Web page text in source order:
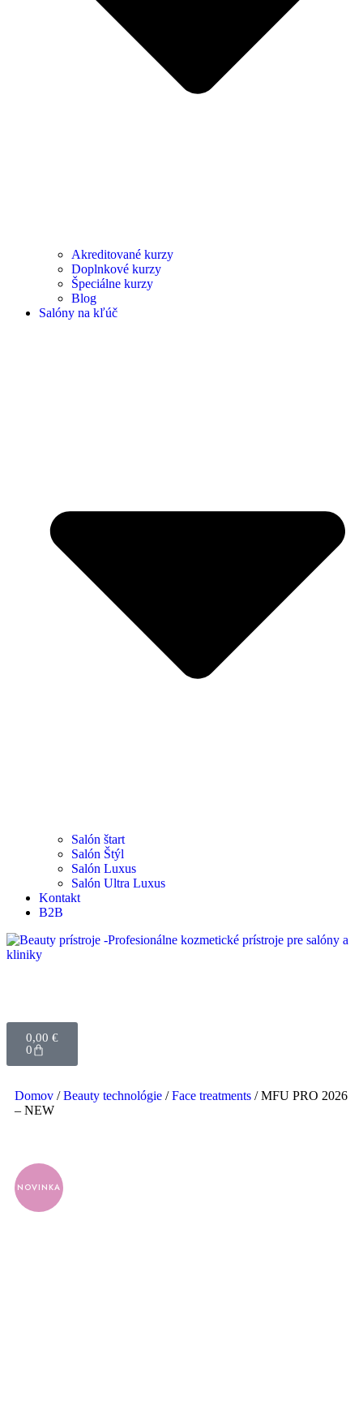
Akreditované kurzy
Doplnkové kurzy
Špeciálne kurzy
Blog
Salóny na kľúč
Salón štart
Salón Štýl
Salón Luxus
Salón Ultra Luxus
Kontakt
B2B
0,00 €
0
Domov /Beauty technológie /Face treatments / MFU PRO 2026
– NEW
NOVINKA